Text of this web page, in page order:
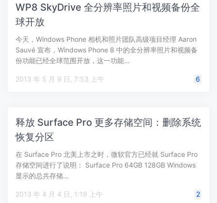
WP8 SkyDrive 全分辨率照片和视频备份全
球开放
今天，Windows Phone 相机和照片团队高级项目经理 Aaron
Sauvé 宣布，Windows Phone 8 中的全分辨率照片和视频备
份功能已经全球范围开放，这一功能…
2013 年 5 月 9 日, 7:53 上午 6
释放 Surface Pro 更多存储空间：删除系统
恢复分区
在 Surface Pro 北美上市之时，微软官方已经就 Surface Pro
存储空间进行了说明： Surface Pro 64GB 128GB Windows
显示的总共存储…
2013 年 4 月 4 日, 1:19 上午 2